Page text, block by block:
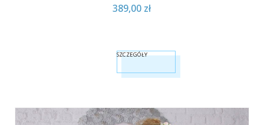
389,00 zł
SZCZEGÓŁY